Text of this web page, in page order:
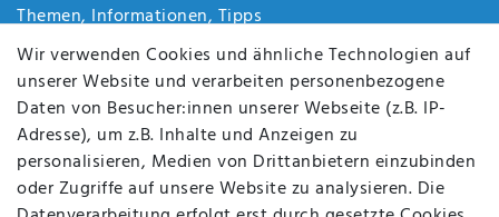
Themen, Informationen, Tipps
Jobs
Über uns
Kontakt
Datenschutz
AGB
FAQ
Batterieentsorgung
Wir verwenden Cookies und ähnliche Technologien auf
unserer Website und verarbeiten personenbezogene
Daten von Besucher:innen unserer Webseite (z.B. IP-
Adresse), um z.B. Inhalte und Anzeigen zu
personalisieren, Medien von Drittanbietern einzubinden
oder Zugriffe auf unsere Website zu analysieren. Die